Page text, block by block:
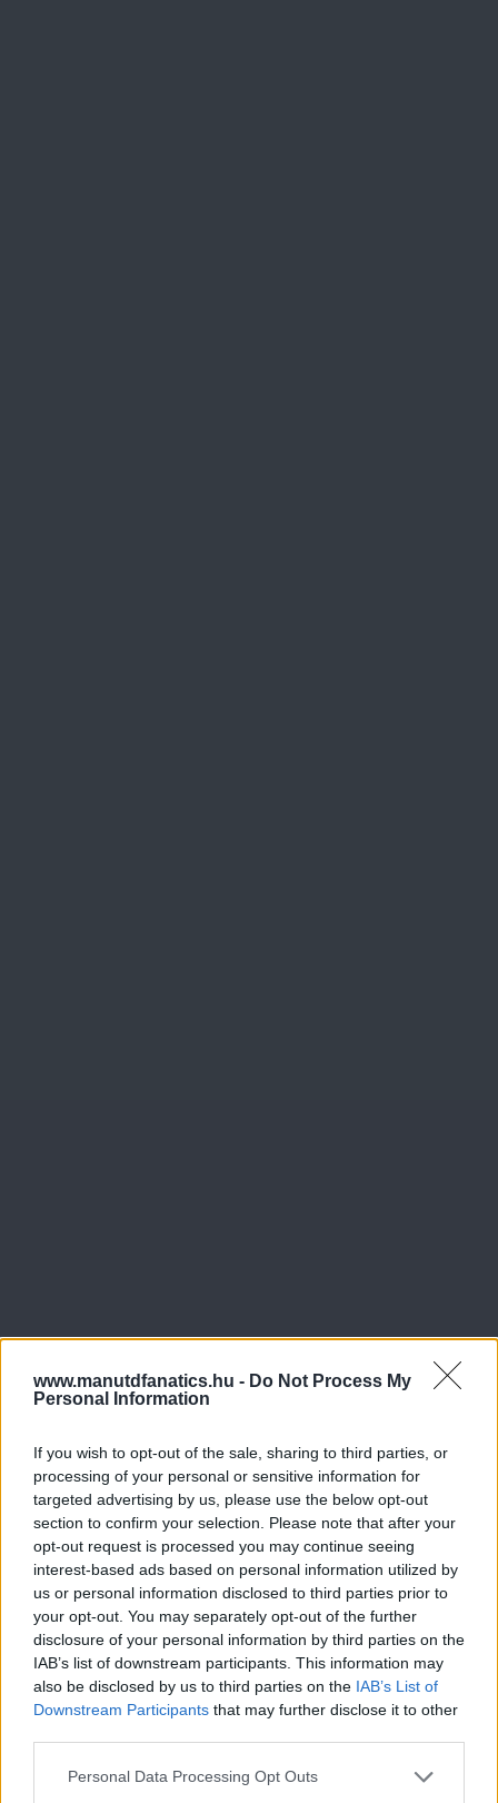
www.manutdfanatics.hu - Do Not Process My
Personal Information
If you wish to opt-out of the sale, sharing to third parties, or
processing of your personal or sensitive information for
targeted advertising by us, please use the below opt-out
section to confirm your selection. Please note that after your
opt-out request is processed you may continue seeing
interest-based ads based on personal information utilized by
us or personal information disclosed to third parties prior to
your opt-out. You may separately opt-out of the further
disclosure of your personal information by third parties on the
IAB’s list of downstream participants. This information may
also be disclosed by us to third parties on the IAB’s List of
Downstream Participants that may further disclose it to other
Please note that this website/app uses one or more Google
Personal Data Processing Opt Outs
Meccs Center
Paris Saint-Germainvs
Manchester United